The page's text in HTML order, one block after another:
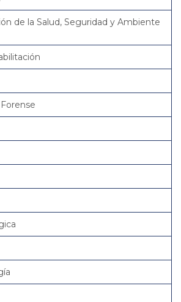
de la Salud, Seguridad y Ambiente